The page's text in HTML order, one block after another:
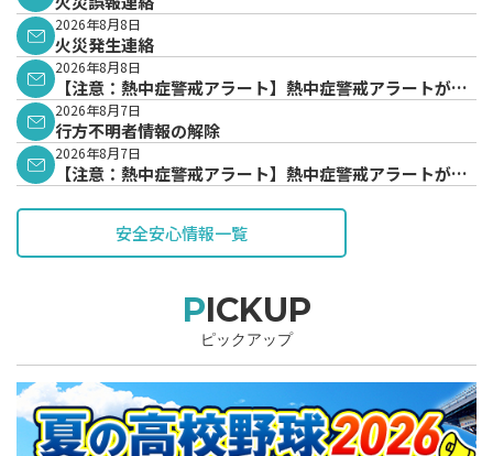
2026年8月8日
火災発生連絡
2026年8月8日
【注意：熱中症警戒アラート】熱中症警戒アラートが発
表されています。
2026年8月7日
行方不明者情報の解除
2026年8月7日
【注意：熱中症警戒アラート】熱中症警戒アラートが発
安全安心情報一覧
PICKUP
ピックアップ